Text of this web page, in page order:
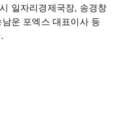
일자리경제국장, 송경창
운 포엑스 대표이사 등